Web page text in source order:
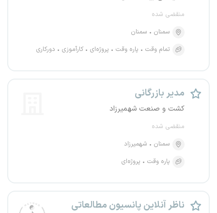
منقضی شده
سمنان
سمنان
تمام وقت
پاره وقت پروژه‌ای کارآموزی دورکاری
مدیر بازرگانی
کشت و صنعت شهمیرزاد
منقضی شده
سمنان
شهمیرزاد
پاره وقت
پروژه‌ای
ناظر آنلاین پانسیون مطالعاتی